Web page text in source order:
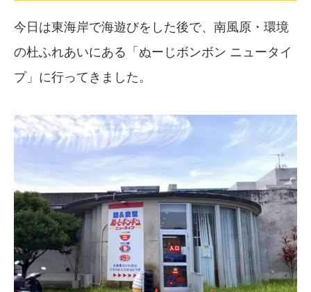
今日は東海岸で海遊びをした後で、南風原・環境
の杜ふれあいにある「ぬーじボンボン ニュータイ
プ」に行ってきました。